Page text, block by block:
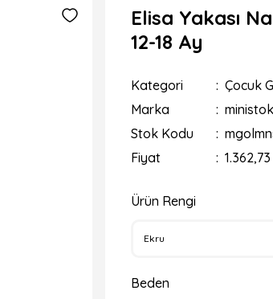
Elisa Yakası
12-18 Ay
Kategori Çocuk
Marka
ministok
Stok Kodu
Fiyat
Ürün Rengi
Beden